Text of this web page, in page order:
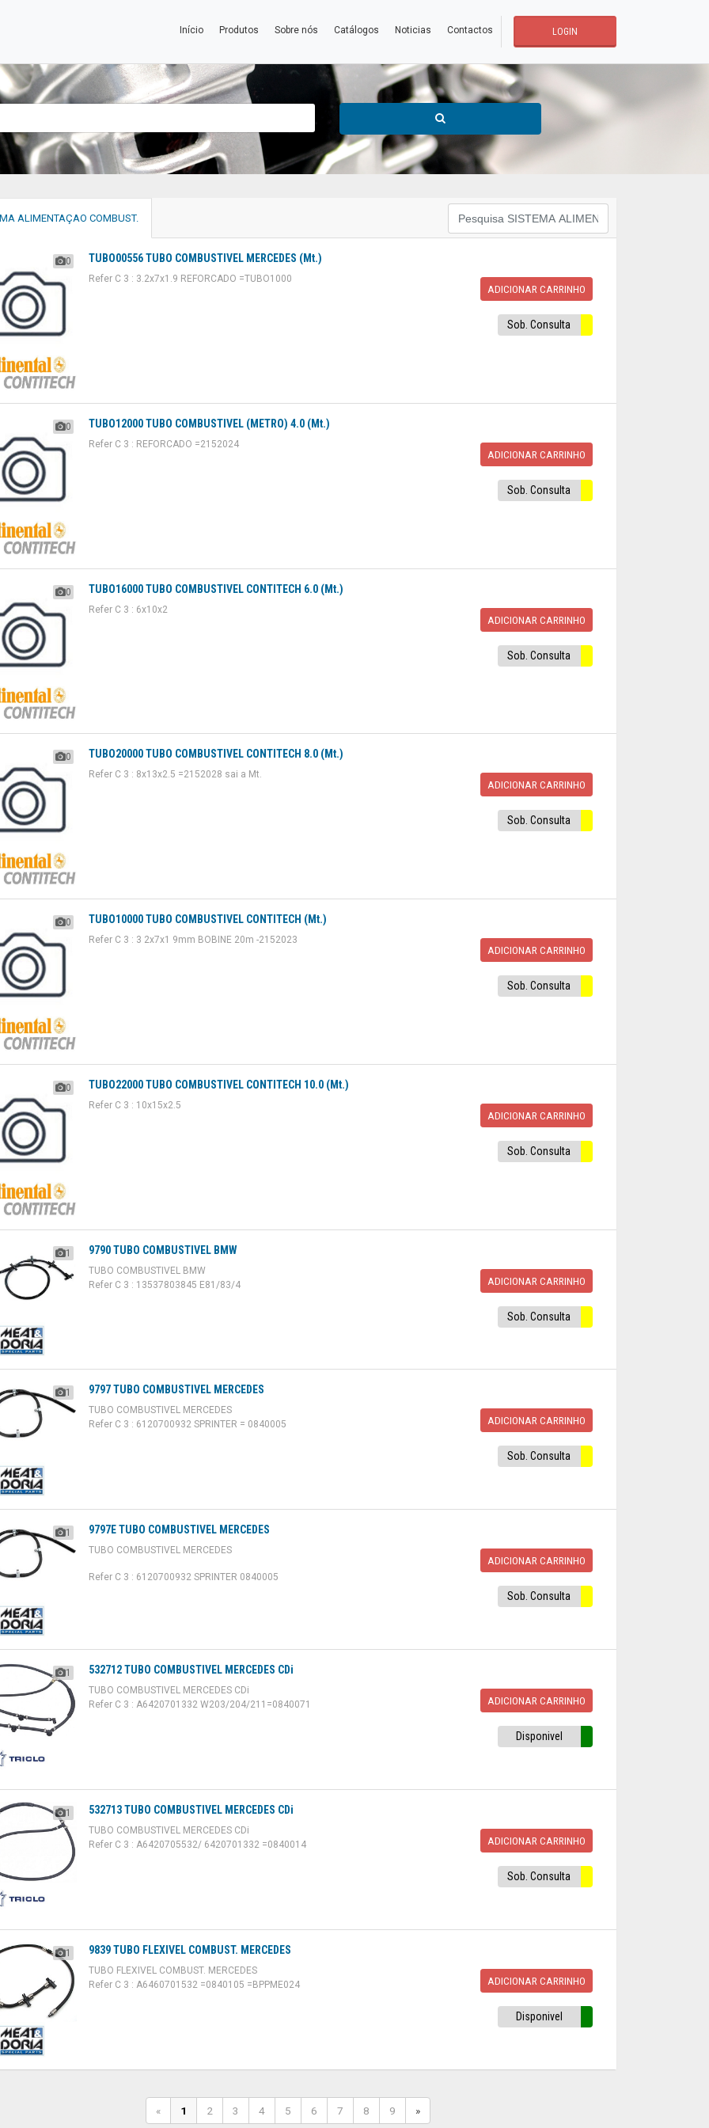
Início Produtos Sobre nós Catálogos Noticias Contactos LOGIN
ALIMENTAÇAO COMBUST.
0 TUBO00556 TUBO COMBUSTIVEL MERCEDES (Mt.)
Refer C 3 : 3.2x7x1.9 REFORCADO =TUBO1000
ADICIONAR CARRINHO
Sob. Consulta
0 TUBO12000 TUBO COMBUSTIVEL (METRO) 4.0 (Mt.)
Refer C 3 : REFORCADO =2152024
ADICIONAR CARRINHO
Sob. Consulta
0 TUBO16000 TUBO COMBUSTIVEL CONTITECH 6.0 (Mt.)
Refer C 3 : 6x10x2
ADICIONAR CARRINHO
Sob. Consulta
0 TUBO20000 TUBO COMBUSTIVEL CONTITECH 8.0 (Mt.)
Refer C 3 : 8x13x2.5 =2152028 sai a Mt.
ADICIONAR CARRINHO
Sob. Consulta
0 TUBO10000 TUBO COMBUSTIVEL CONTITECH (Mt.)
Refer C 3 : 3 2x7x1 9mm BOBINE 20m -2152023
ADICIONAR CARRINHO
Sob. Consulta
0 TUBO22000 TUBO COMBUSTIVEL CONTITECH 10.0 (Mt.)
Refer C 3 : 10x15x2.5
ADICIONAR CARRINHO
Sob. Consulta
1 9790 TUBO COMBUSTIVEL BMW
TUBO COMBUSTIVEL BMW
Refer C 3 : 13537803845 E81/83/4
ADICIONAR CARRINHO
Sob. Consulta
1 9797 TUBO COMBUSTIVEL MERCEDES
TUBO COMBUSTIVEL MERCEDES
Refer C 3 : 6120700932 SPRINTER = 0840005
ADICIONAR CARRINHO
Sob. Consulta
1 9797E TUBO COMBUSTIVEL MERCEDES
TUBO COMBUSTIVEL MERCEDES
Refer C 3 : 6120700932 SPRINTER 0840005
ADICIONAR CARRINHO
Sob. Consulta
1 532712 TUBO COMBUSTIVEL MERCEDES CDi
TUBO COMBUSTIVEL MERCEDES CDi
Refer C 3 : A6420701332 W203/204/211=0840071
ADICIONAR CARRINHO
Disponivel
1 532713 TUBO COMBUSTIVEL MERCEDES CDi
TUBO COMBUSTIVEL MERCEDES CDi
Refer C 3 : A6420705532/ 6420701332 =0840014
ADICIONAR CARRINHO
Sob. Consulta
1 9839 TUBO FLEXIVEL COMBUST. MERCEDES
TUBO FLEXIVEL COMBUST. MERCEDES
Refer C 3 : A6460701532 =0840105 =BPPME024
ADICIONAR CARRINHO
Disponivel
« 1 2 3 4 5 6 7 8 9 »